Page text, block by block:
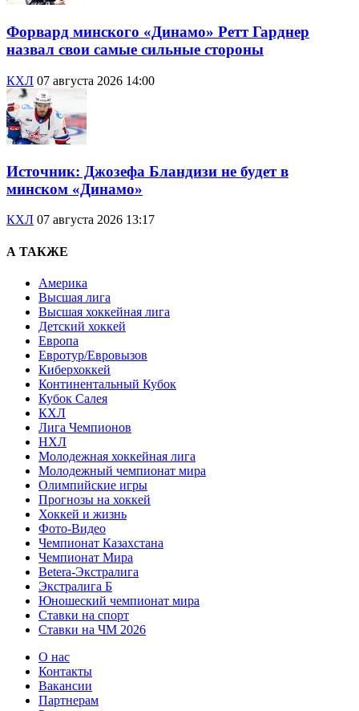
Форвард минского «Динамо» Ретт Гарднер
назвал свои самые сильные стороны
КХЛ 07 августа 2026 14:00
Источник: Джозефа Бландизи не будет в
минском «Динамо»
КХЛ 07 августа 2026 13:17
А ТАКЖЕ
Америка
Высшая лига
Высшая хоккейная лига
Детский хоккей
Европа
Евротур/Евровызов
Киберхоккей
Континентальный Кубок
Кубок Салея
КХЛ
Лига Чемпионов
НХЛ
Молодежная хоккейная лига
Молодежный чемпионат мира
Олимпийские игры
Прогнозы на хоккей
Хоккей и жизнь
Фото-Видео
Чемпионат Казахстана
Чемпионат Мира
Betera-Экстралига
Экстралига Б
Юношеский чемпионат мира
Ставки на спорт
Ставки на ЧМ 2026
О нас
Контакты
Вакансии
Партнерам